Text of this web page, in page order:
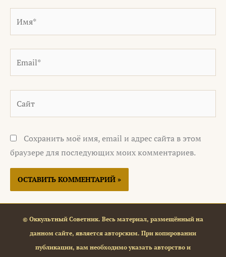
Сохранить моё имя, email и адрес сайта в этом
браузере для последующих моих комментариев.
© Оккультный Советник. Весь материал, размещённый на
данном сайте, является авторским. При копировании
публикации, вам необходимо указать авторство и